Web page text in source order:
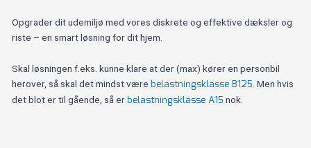
Opgrader dit udemiljø med vores diskrete og effektive dæksler og
riste – en smart løsning for dit hjem.
Skal løsningen f.eks. kunne klare at der (max) kører en personbil
herover, så skal det mindst være belastningsklasse B125. Men hvis
det blot er til gående, så er belastningsklasse A15 nok.